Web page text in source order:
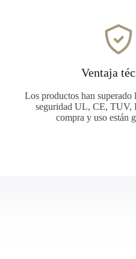
Ventaja
Los productos han superado
seguridad UL, CE, TUV,
compra y uso están